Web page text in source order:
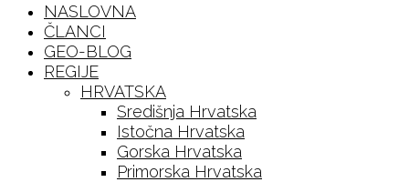
NASLOVNA
ČLANCI
GEO-BLOG
REGIJE
HRVATSKA
Središnja Hrvatska
Istočna Hrvatska
Gorska Hrvatska
Primorska Hrvatska